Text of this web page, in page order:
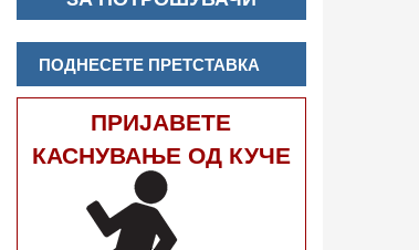
ПОДНЕСЕТЕ ПРЕТСТАВКА
ПРИЈАВЕТЕ
КАСНУВАЊЕ ОД КУЧЕ